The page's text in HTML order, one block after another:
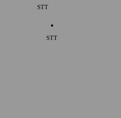
STT
STT